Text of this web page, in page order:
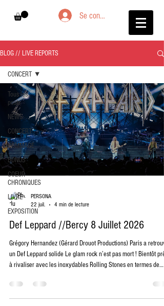
Se connecter
BLOG // LIVE REPORTS
Tous les
posts
NEWS
CONCERT
HOMMAGE
BONUS
COEUR
CHRONIQUES
LIVRE
EXPOSITION
CONCERT
PERSONA
22 juil.
4 min de lecture
Def Leppard //Bercy 8 Juillet 2026
Grégory Hernandez (Gérard Drouot Productions) Paris a
un Def Leppard solide Le glam rock n’est pas mort ! Bientôt
à rivaliser avec les inoxydables Rolling Stones en termes de
se produire dans des arènes géantes et des stades, dans des
tournées mondiales massives : Def Leppard, Mötley Crüe,